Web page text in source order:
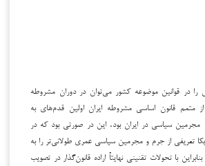
در قوانین موضوعه کشور می‌توان در دوران مشروطه
واکاوی نمود. اصل ۷۹ از متمم قانون اساسی مشروطه ایران اولین قدم‌های به
سیاسی در ایران بود. این در صورتی بود که در
تعریفی از جرم و مجرمین سیاسی عمری طولانی‌تر را به
با تحولات تقنینی نهایتاً اراده قانون‌گذار در تصویب